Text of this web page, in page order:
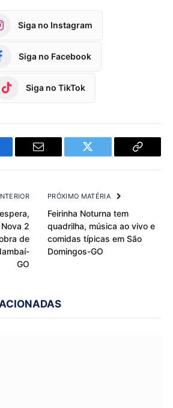
Siga no Instagram
Siga no Facebook
Siga no TikTok
Email Twitter
Copy
2
de
GO
PRÓXIMO MATÉRIA
Feirinha Noturna tem
quadrilha, música ao vivo e
comidas típicas em São
Domingos-GO